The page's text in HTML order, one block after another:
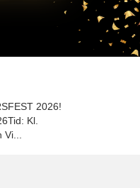
2026!
Kl.